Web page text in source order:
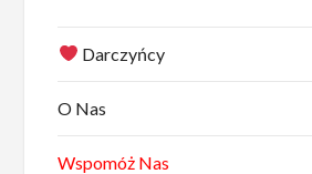
Darczyńcy
O Nas
Wspomóż Nas